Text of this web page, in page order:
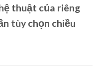
thuật của riêng
tùy chọn chiều